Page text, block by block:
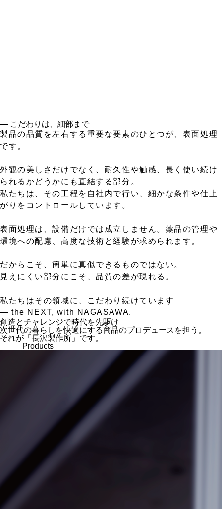
― こだわりは、細部まで
製品の品質を左右する重要な要素のひとつが、表面処理
です。
外観の美しさだけでなく、耐久性や触感、長く使い続け
られるかどうかにも直結する部分。
私たちは、その工程を自社内で行い、細かな条件や仕上
がりをコントロールしています。
表面処理は、設備だけでは成立しません。薬品の管理や
環境への配慮、高度な技術と経験が求められます。
だからこそ、簡単に真似できるものではない。
見えにくい部分にこそ、品質の差が現れる。
私たちはその領域に、こだわり続けています
— the NEXT, with NAGASAWA.
創造とチャレンジで時代を先駆け
次世代の暮らしを快適にする商品のプロデュースを担う。
それが「長沢製作所」です。
Products